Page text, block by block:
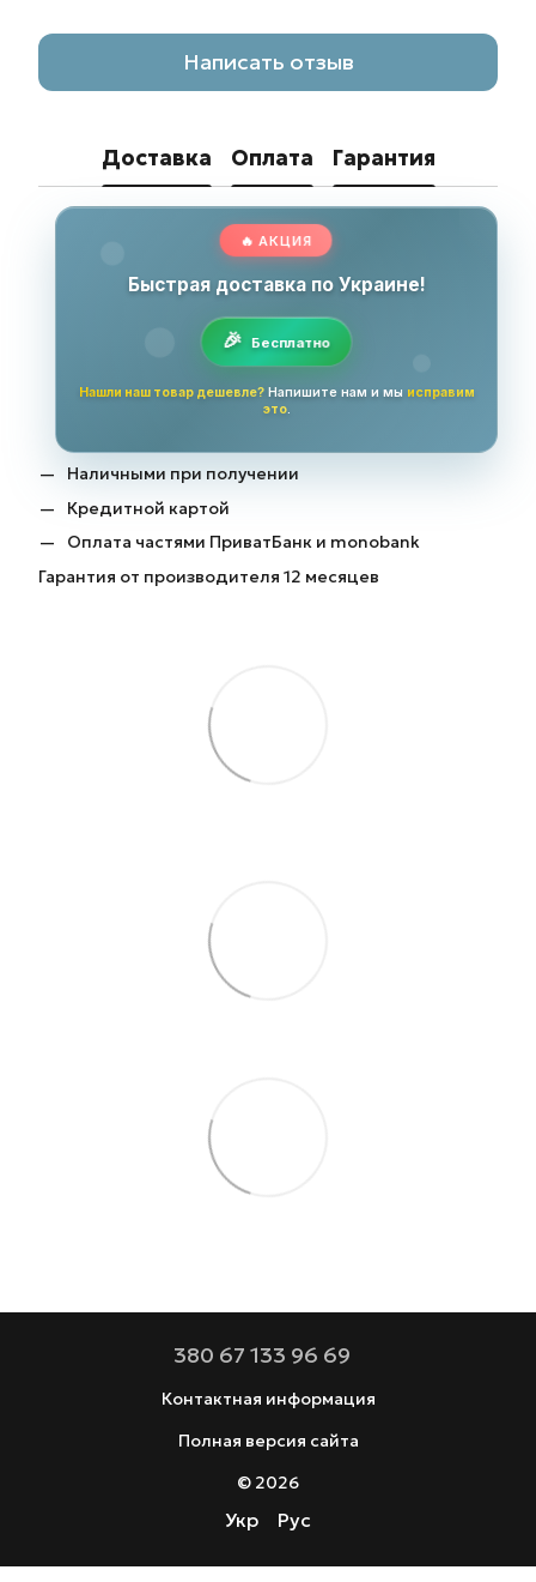
Написать отзыв
Доставка Оплата Гарантия
🔥 АКЦИЯ
Быстрая доставка по Украине!
Бесплатно
Нашли наш товар дешевле?Напишите нам и мы исправим
это.
Наличными при получении
Кредитной картой
Оплата частями ПриватБанк и monobank
Гарантия от производителя 12 месяцев
380 67 133 96 69
Контактная информация
Полная версия сайта
© 2026
Укр Рус